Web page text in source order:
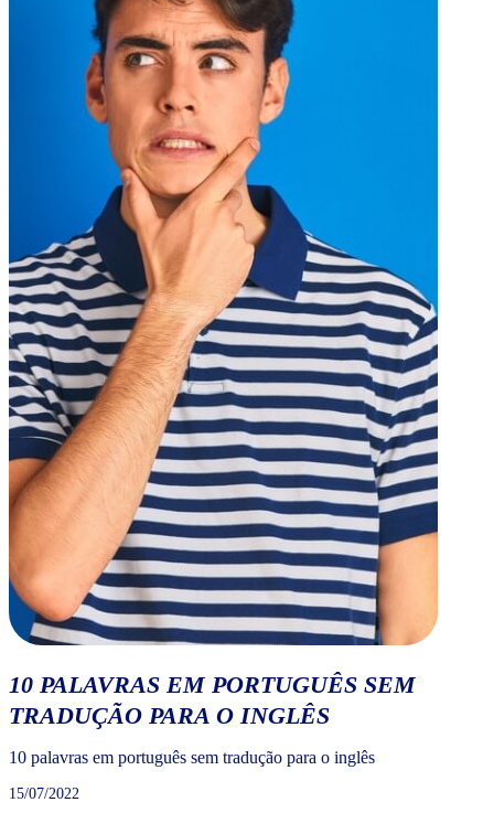
10 PALAVRAS EM PORTUGUÊS SEM
TRADUÇÃO PARA O INGLÊS
10 palavras em português sem tradução para o inglês
15/07/2022